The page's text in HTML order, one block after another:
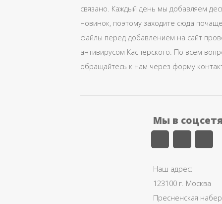
связано. Каждый день мы добавляем
новинок, поэтому заходите сюда
файлы перед добавлением на сайт
антивирусом Касперского. По всем
обращайтесь к нам через форму
Мы в
Наш адрес:
123100 г. Москва
Пресненская